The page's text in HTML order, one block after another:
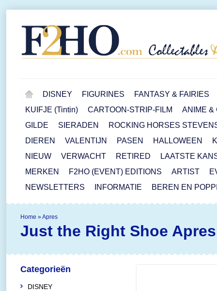
DISNEY FIGURINES
FANTASY & FAIRIES
KUIFJE (Tintin)
CARTOON-STRIP-FILM
ANIME &
GILDE
SIERADEN
ROCKING HORSES
DIEREN
VALENTIJN PASEN HALLOWEEN
NIEUW
VERWACHT RETIRED
LAATSTE
MERKEN
F2HO (EVENT) EDITIONS ARTIST
NEWSLETTERS
INFORMATIE BEREN EN
Home »Apres
Just the Right Shoe Apres
Categorieën
DISNEY